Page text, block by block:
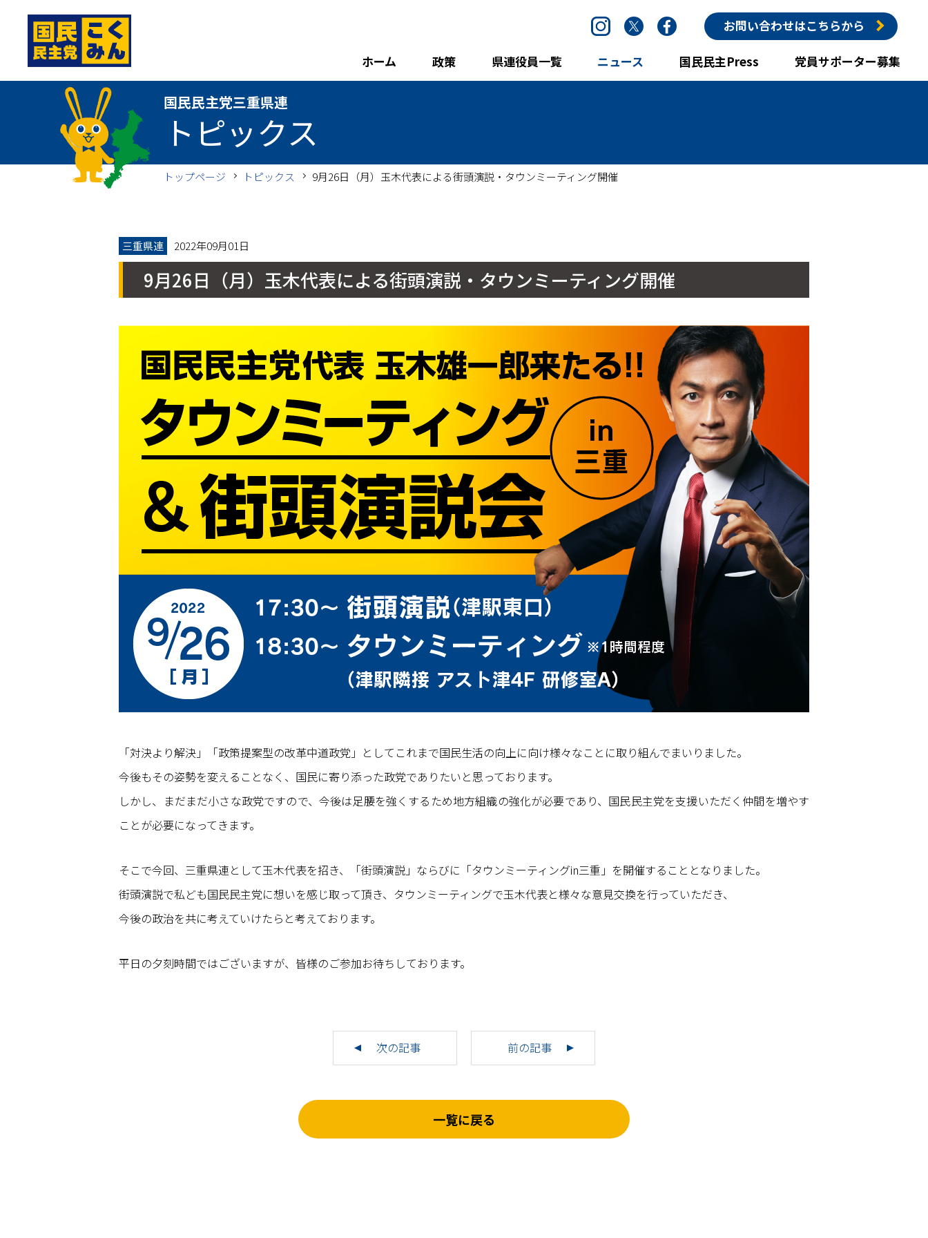
InstagramTwitter Facebook お問い合わせはこちらから
ホーム 政策 県連役員一覧 ニュース 国民民主Press 党員サポーター募集
国民民主党三重県連
トピックス
トップページ トピックス 9月26日（月）玉木代表による街頭演説・タウンミーティング開催
三重県連 2022年09月01日
9月26日（月）玉木代表による街頭演説・タウンミーティング開催
「対決より解決」「政策提案型の改革中道政党」としてこれまで国民生活の向上に向け様々なことに取り組んでまいりました。
今後もその姿勢を変えることなく、国民に寄り添った政党でありたいと思っております。
しかし、まだまだ小さな政党ですので、今後は足腰を強くするため地方組織の強化が必要であり、国民民主党を支援いただく仲間を増やす
ことが必要になってきます。
そこで今回、三重県連として玉木代表を招き、「街頭演説」ならびに「タウンミーティングin三重」を開催することとなりました。
街頭演説で私ども国民民主党に想いを感じ取って頂き、タウンミーティングで玉木代表と様々な意見交換を行っていただき、
今後の政治を共に考えていけたらと考えております。
平日の夕刻時間ではございますが、皆様のご参加お待ちしております。
次の記事 前の記事
一覧に戻る